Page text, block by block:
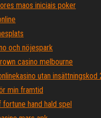
maos iniciais poker
och nöjespark
casino melbourne
utan insättningskod
min framtid
hand hald spel